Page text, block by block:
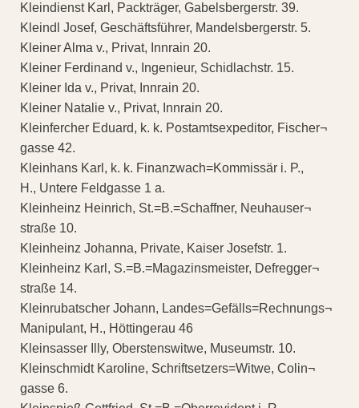
Kleindienst Karl, Packträger, Gabelsbergerstr. 39.
Kleindl Josef, Geschäftsführer, Mandelsbergerstr. 5.
Kleiner Alma v., Privat, Innrain 20.
Kleiner Ferdinand v., Ingenieur, Schidlachstr. 15.
Kleiner Ida v., Privat, Innrain 20.
Kleiner Natalie v., Privat, Innrain 20.
Kleinfercher Eduard, k. k. Postamtsexpeditor, Fischer¬
gasse 42.
Kleinhans Karl, k. k. Finanzwach=Kommissär i. P.,
H., Untere Feldgasse 1 a.
Kleinheinz Heinrich, St.=B.=Schaffner, Neuhauser¬
straße 10.
Kleinheinz Johanna, Private, Kaiser Josefstr. 1.
Kleinheinz Karl, S.=B.=Magazinsmeister, Defregger¬
straße 14.
Kleinrubatscher Johann, Landes=Gefälls=Rechnungs¬
Manipulant, H., Höttingerau 46
Kleinsasser Illy, Oberstenswitwe, Museumstr. 10.
Kleinschmidt Karoline, Schriftsetzers=Witwe, Colin¬
gasse 6.